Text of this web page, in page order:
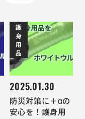
護
身
用
品
2025.01.30
防災対策に＋αの
安心を！護身用